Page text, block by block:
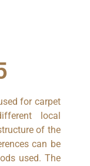
for carpet
local
of the
can be
used. The